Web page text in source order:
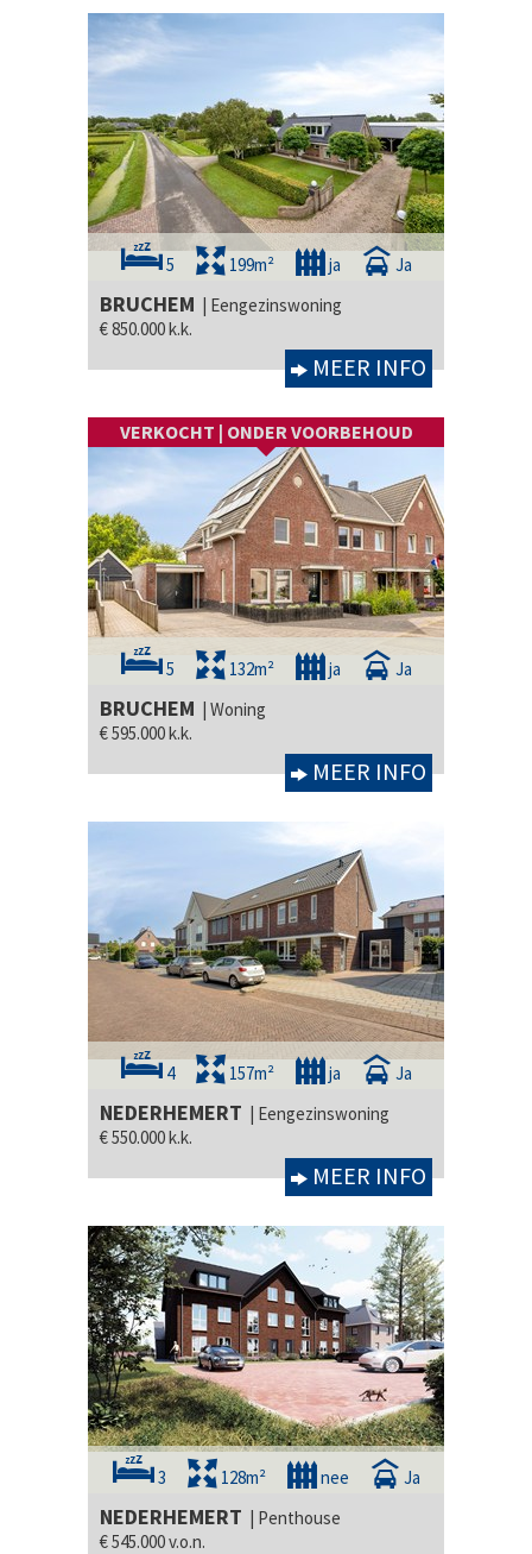
5 199m² ja Ja
BRUCHEM | Eengezinswoning
€ 850.000 k.k.
MEER INFO
VERKOCHT | ONDER VOORBEHOUD
5 132m² ja Ja
BRUCHEM | Woning
€ 595.000 k.k.
MEER INFO
4 157m² ja Ja
NEDERHEMERT | Eengezinswoning
€ 550.000 k.k.
MEER INFO
3 128m² nee Ja
NEDERHEMERT | Penthouse
€ 545.000 v.o.n.